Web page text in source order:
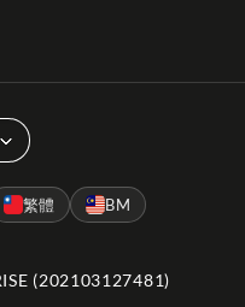
繁體 BM
(202103127481)